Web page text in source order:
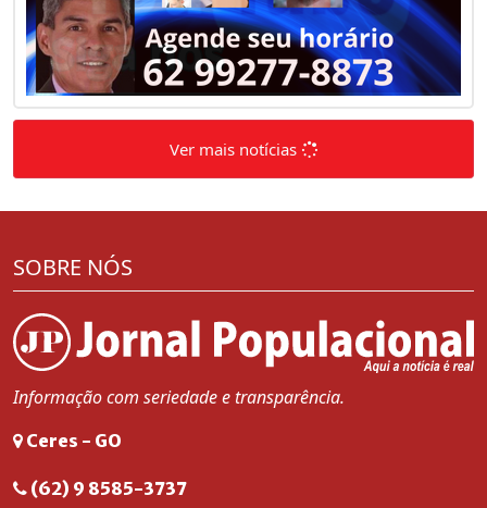
Ver mais notícias
SOBRE NÓS
Informação com seriedade e transparência.
Ceres - GO
(62) 9 8585-3737